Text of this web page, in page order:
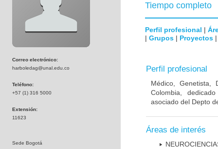
Correo electrónico:
harboledag@unal.edu.co
Teléfono:
+57 (1) 316 5000
Extensión:
11623
Sede Bogotá
Tiempo completo
Perfil profesional |
| Grupos | Proyectos
Perfil profesional
Médico, Genetista,
Colombia,
asociado del Depto
Áreas de interés